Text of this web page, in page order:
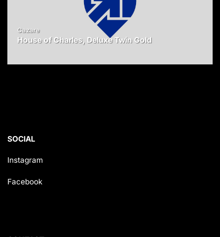
Cazare
House of Charles, Deluxe Twin Gold
SOCIAL
Instagram
Facebook